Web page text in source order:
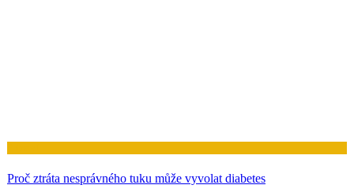
Proč ztráta nesprávného tuku může vyvolat diabetes